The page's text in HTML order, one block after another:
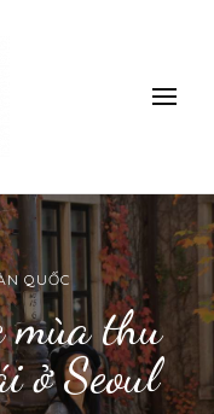
nào để đi một mình mà
những kinh nghiệm 10
QUỐC
mùa thu
ở Seoul